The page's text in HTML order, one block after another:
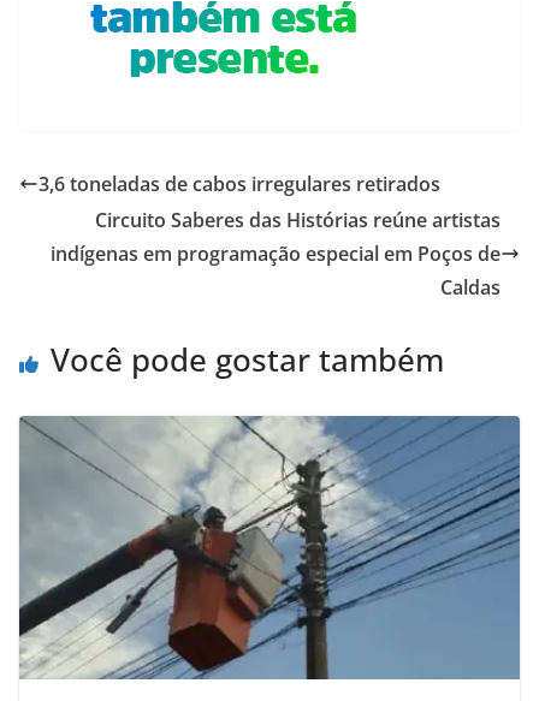
3,6 toneladas de cabos irregulares retirados
Circuito Saberes das Histórias reúne artistas
indígenas em programação especial em Poços de
Caldas
Você pode gostar também